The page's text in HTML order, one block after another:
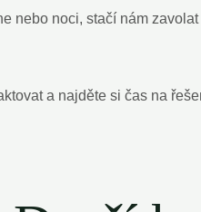
nebo noci, ‍stačí nám
a najděte si čas na